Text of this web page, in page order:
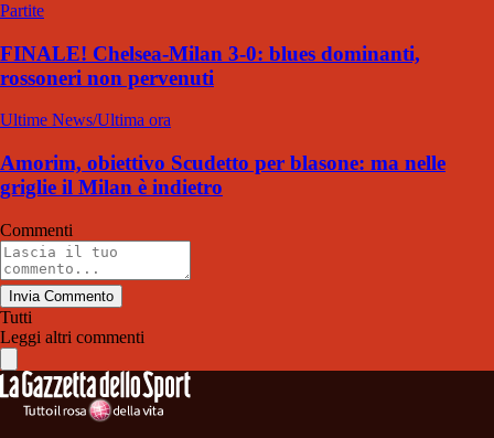
Partite
FINALE! Chelsea-Milan 3-0: blues dominanti,
rossoneri non pervenuti
Ultime News/Ultima ora
Amorim, obiettivo Scudetto per blasone: ma nelle
griglie il Milan è indietro
Commenti
Invia Commento
Tutti
Leggi altri commenti